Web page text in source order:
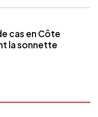
cas en Côte
la sonnette